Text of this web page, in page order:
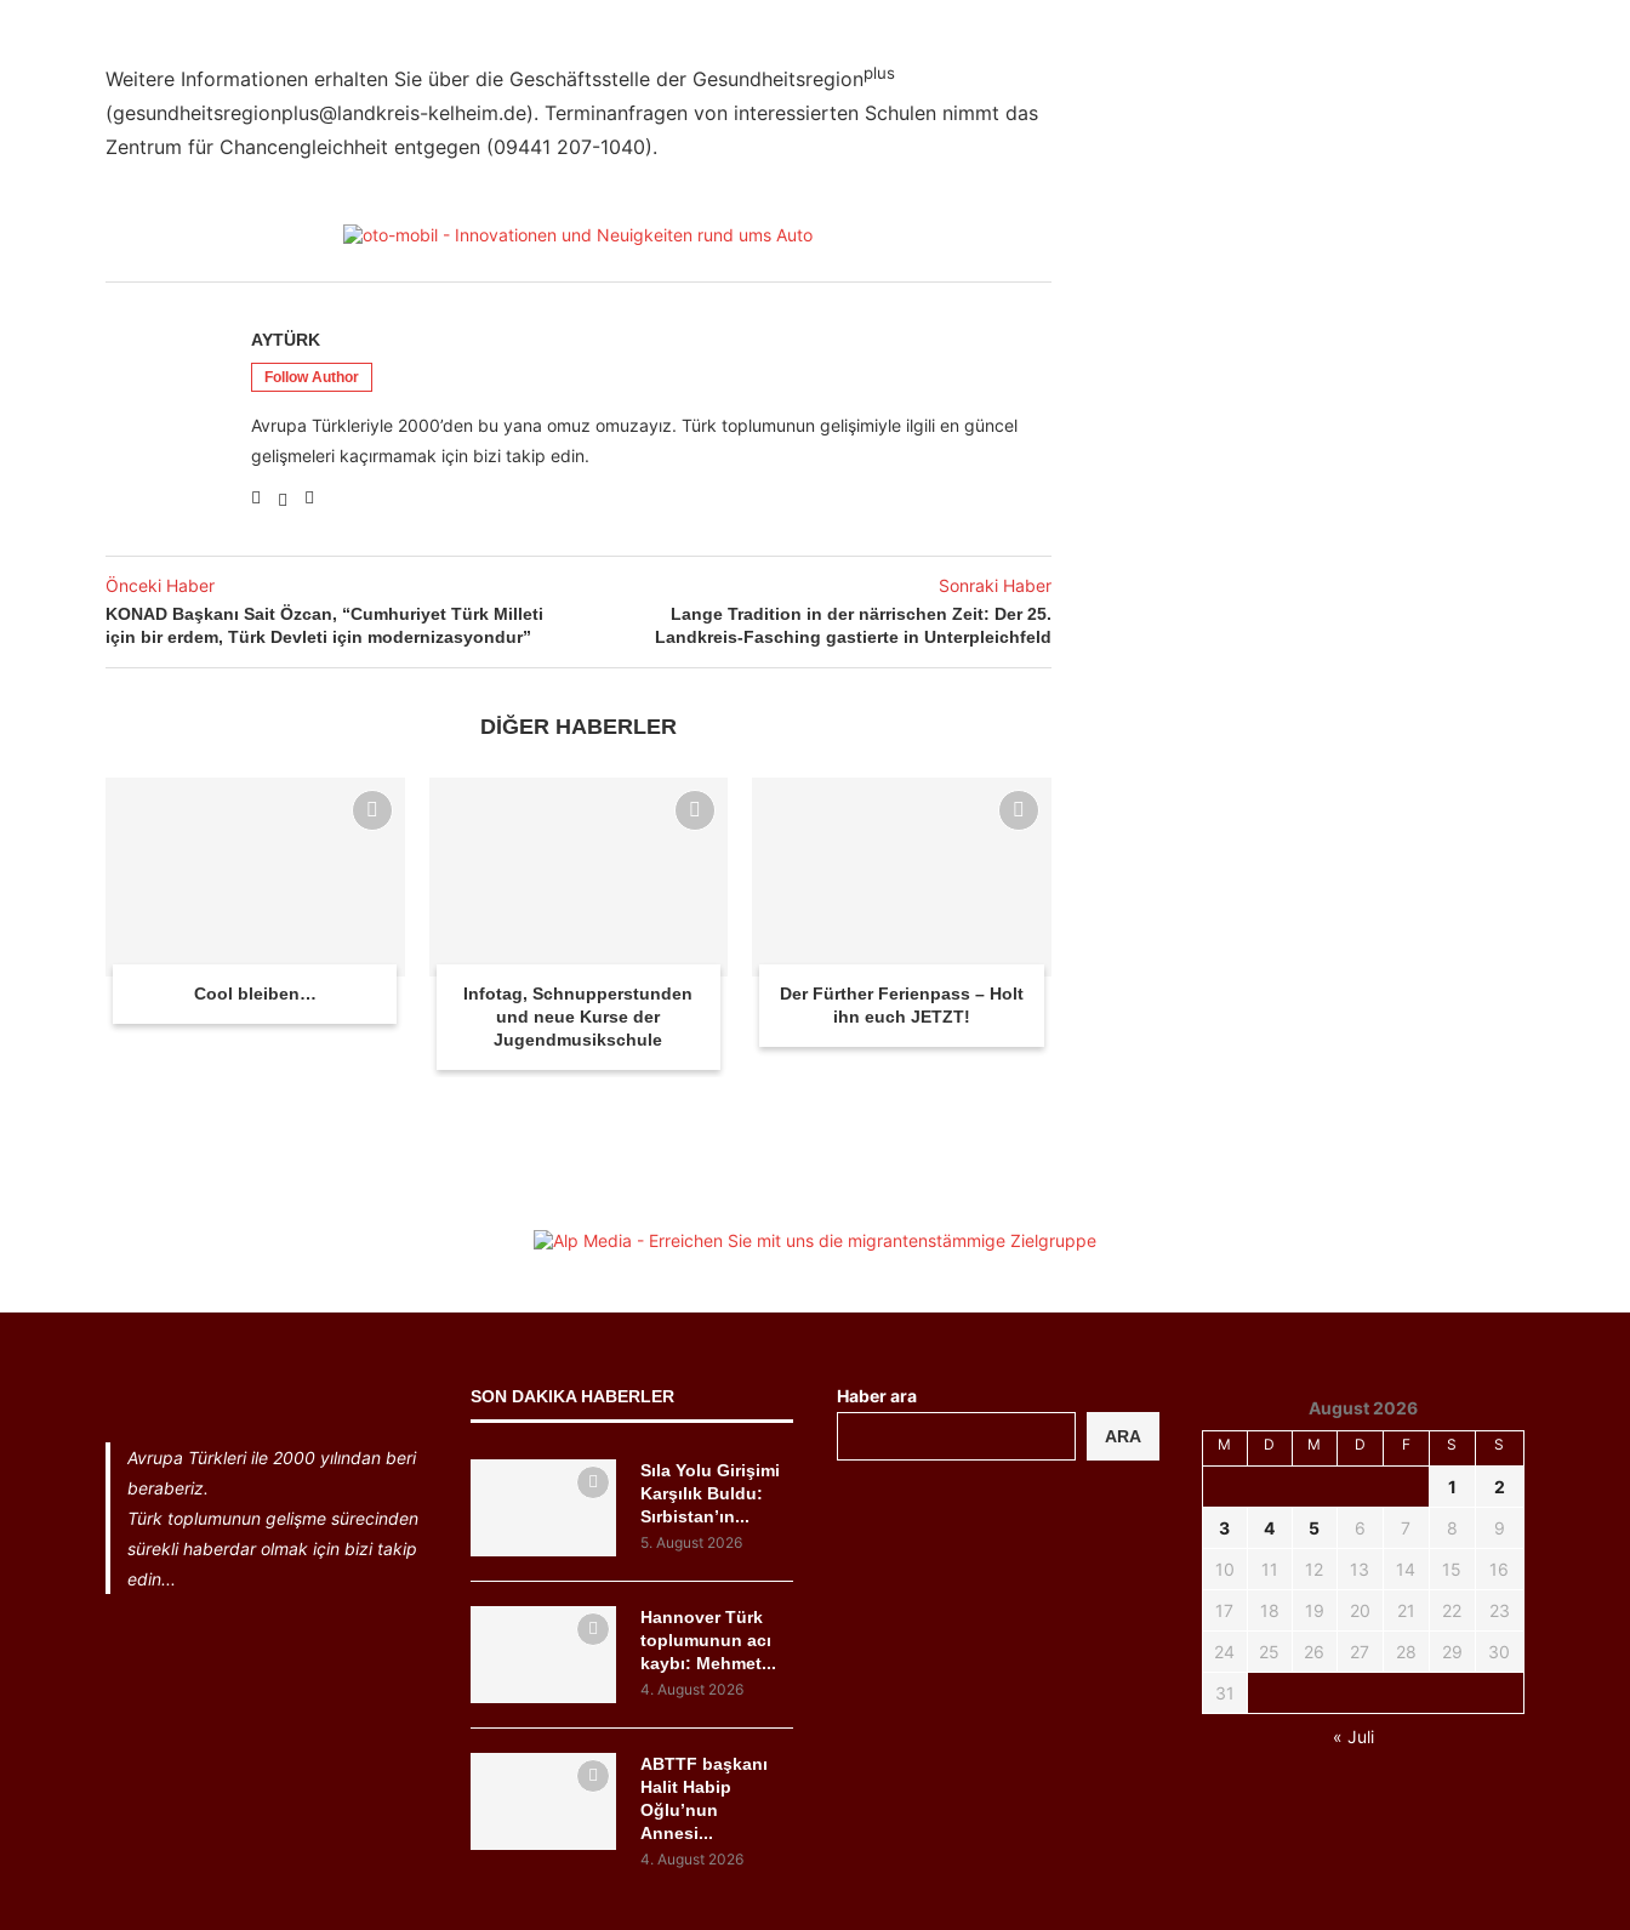
Weitere Informationen erhalten Sie über die Geschäftsstelle der Gesundheitsregionplus
(gesundheitsregionplus@landkreis-kelheim.de). Terminanfragen von interessierten Schulen nimmt das
Zentrum für Chancengleichheit entgegen (09441 207-1040).
AYTÜRK
Follow Author
Avrupa Türkleriyle 2000’den bu yana omuz omuzayız. Türk toplumunun gelişimiyle ilgili en güncel
gelişmeleri kaçırmamak için bizi takip edin.
Önceki Haber
KONAD Başkanı Sait Özcan, “Cumhuriyet Türk Milleti
için bir erdem, Türk Devleti için modernizasyondur”
Sonraki Haber
Lange Tradition in der närrischen Zeit: Der 25.
Landkreis-Fasching gastierte in Unterpleichfeld
DİĞER HABERLER
Cool bleiben…
Infotag, Schnupperstunden
und neue Kurse der
Jugendmusikschule
Der Fürther Ferienpass – Holt
ihn euch JETZT!
Avrupa Türkleri ile 2000 yılından beri
beraberiz.
Türk toplumunun gelişme sürecinden
sürekli haberdar olmak için bizi takip
edin...
SON DAKIKA HABERLER
Sıla Yolu Girişimi
Karşılık Buldu:
Sırbistan’ın...
5. August 2026
Hannover Türk
toplumunun acı
kaybı: Mehmet...
4. August 2026
ABTTF başkanı
Halit Habip
Oğlu’nun
Annesi...
4. August 2026
Haber ara
ARA
August 2026
M D M D F S S
1
2
3
4 5 6 7 8
9
10
11 12 13 14 15
16
17
18 19 20 21 22
23
24
25 26 27 28 29
30
31
« Juli